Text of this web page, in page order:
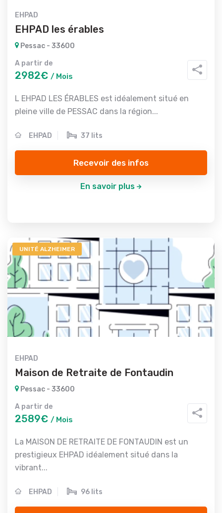
EHPAD
EHPAD les érables
Pessac - 33600
A partir de
2982€ / Mois
L EHPAD LES ÉRABLES est idéalement situé en
pleine ville de PESSAC dans la région...
EHPAD 37 lits
Recevoir des infos
En savoir plus
UNITÉ ALZHEIMER
EHPAD
Maison de Retraite de Fontaudin
Pessac - 33600
A partir de
2589€ / Mois
La MAISON DE RETRAITE DE FONTAUDIN est un
prestigieux EHPAD idéalement situé dans la
vibrant...
EHPAD 96 lits